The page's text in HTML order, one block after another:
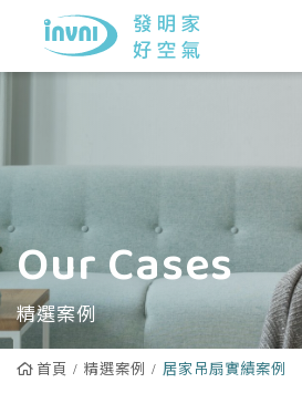
Our Cases
精選案例
首頁 精選案例 居家吊扇實績案例